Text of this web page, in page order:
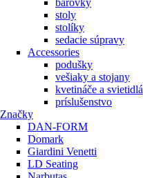
barovky
stoly
stolíky
sedacie súpravy
Accessories
podušky
vešiaky a stojany
kvetináče a svietidlá
príslušenstvo
Značky
DAN-FORM
Domark
Giardini Venetti
LD Seating